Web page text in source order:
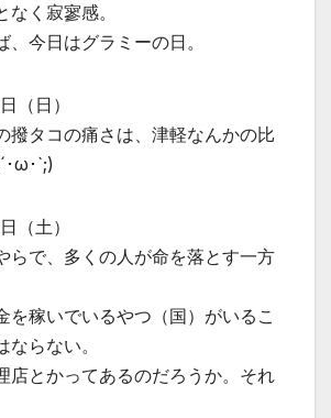
く寂寥感。
、今日はグラミーの日。
（日）
撥タコの痛さは、津軽なんかの比
･ω･`;)
（土）
らで、多くの人が命を落とす一方
を稼いでいるやつ（国）がいるこ
ならない。
店とかってあるのだろうか。それ